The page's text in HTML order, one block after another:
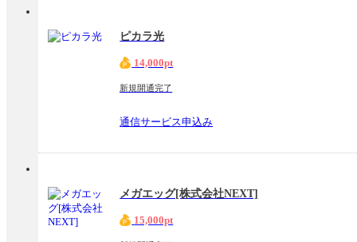
ピカラ光
14,000pt
新規開通完了
通信サービス申込み
メガエッグ[株式会社NEXT]
15,000pt